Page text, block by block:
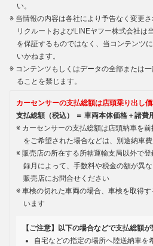
い。
当情報の内容は各社により予告なく変更
リクルートおよびLINEヤフー株式会社は
を保証するものではなく、当コンテンツ
いかねます。
コンテンツもしくはデータの全部または
ることを禁じます。
カーセンサーの支払総額は店頭乗り出し
支払総額（税込） ＝ 車両本体価格＋諸費
カーセンサーの支払総額は店頭納車を
をご希望された場合などは、別途納車
販売店の所在する所轄運輸支局以外で
録月によって、手数料や税金の額が異
販売店にお問合せください
車検の切れた車両の場合、車検を取得
います
【ご注意】以下の場合などで支払総額
自宅などの指定の場所へ陸送納車を